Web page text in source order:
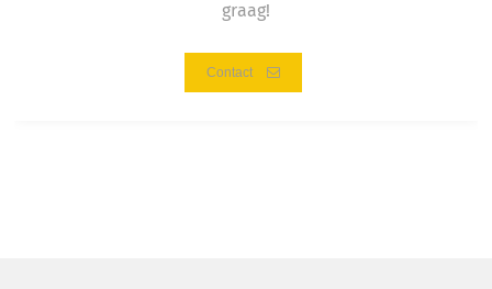
graag!
Contact